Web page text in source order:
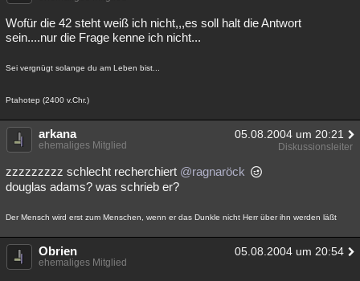
Astronomie Helpdesk Gruppen Gaming Filme
Lesenswert Schlüsselwörter
Wofür die 42 steht weiß ich nicht,,,es soll halt die Antwort
sein....nur die Frage kenne ich nicht...
Sei vergnügt solange du am Leben bist...
Ptahotep (2400 v.Chr.)
arkana 05.08.2004 um 20:21
ehemaliges Mitglied Diskussionsleiter
zzzzzzzzz schlecht recherchiert @ragnaröck
douglas adams? was schrieb er?
Der Mensch wird erst zum Menschen, wenn er das Dunkle nicht Herr über ihn werden läßt
Obrien 05.08.2004 um 20:54
ehemaliges Mitglied